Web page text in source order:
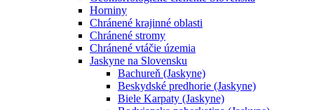
Horniny
Chránené krajinné oblasti
Chránené stromy
Chránené vtáčie územia
Jaskyne na Slovensku
Bachureň (Jaskyne)
Beskydské predhorie (Jaskyne)
Biele Karpaty (Jaskyne)